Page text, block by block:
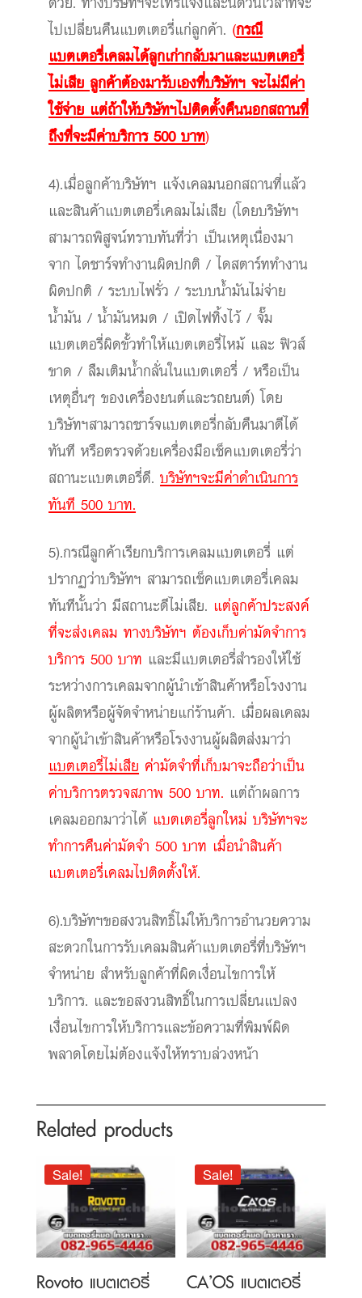
ไปเปลี่ยนคืนแบตเตอรี่แก่ลูกค้า. (กรณี
แบตเตอรี่เคลมได้ลูกเก่ากลับมาและแบตเตอรี่
ไม่เสีย ลูกค้าต้องมารับเองที่บริษัทฯ จะไม่มีค่า
ใช้จ่าย แต่ถ้าให้บริษัทฯไปติดตั้งคืนนอกสถานที่
ถึงที่จะมีค่าบริการ 500 บาท)
4).เมื่อลูกค้าบริษัทฯ แจ้งเคลมนอกสถานที่แล้ว
และสินค้าแบตเตอรี่เคลมไม่เสีย (โดยบริษัทฯ
สามารถพิสูจน์ทราบทันที่ว่า เป็นเหตุเนื่องมา
จาก ไดชาร์จทำงานผิดปกติ / ไดสตาร์ททำงาน
ผิดปกติ / ระบบไฟรั่ว / ระบบน้ำมันไม่จ่าย
น้ำมัน / น้ำมันหมด / เปิดไฟทิ้งไว้ / จั๊ม
แบตเตอรี่ผิดขั้วทำให้แบตเตอรี่ไหม้ และ ฟิวส์
ขาด / ลืมเติมน้ำกลั่นในแบตเตอรี่ / หรือเป็น
เหตุอื่นๆ ของเครื่องยนต์และรถยนต์) โดย
บริษัทฯสามารถชาร์จแบตเตอรี่กลับคืนมาดีได้
ทันที หรือตรวจด้วยเครื่องมือเช็คแบตเตอรี่ว่า
สถานะแบตเตอรี่ดี.บริษัทฯจะมีค่าดำเนินการ
ทันที 500 บาท.
5).กรณีลูกค้าเรียกบริการเคลมแบตเตอรี่ แต่
ปรากฏว่าบริษัทฯ สามารถเช็คแบตเตอรี่เคลม
ทันทีนั้นว่า มีสถานะดีไม่เสีย. แต่ลูกค้าประสงค์
ที่จะส่งเคลม ทางบริษัทฯ ต้องเก็บค่ามัดจำการ
บริการ 500 บาท และมีแบตเตอรี่สำรองให้ใช้
ระหว่างการเคลมจากผู้นำเข้าสินค้าหรือโรงงาน
ผู้ผลิตหรือผู้จัดจำหน่ายแก่ร้านค้า. เมื่อผลเคลม
จากผู้นำเข้าสินค้าหรือโรงงานผู้ผลิตส่งมาว่า
แบตเตอรี่ไม่เสีย ค่ามัดจำที่เก็บมาจะถือว่าเป็น
ค่าบริการตรวจสภาพ 500 บาท. แต่ถ้าผลการ
เคลมออกมาว่าได้ แบตเตอรี่ลูกใหม่ บริษัทฯจะ
ทำการคืนค่ามัดจำ 500 บาท เมื่อนำสินค้า
แบตเตอรี่เคลมไปติดตั้งให้.
6).บริษัทฯขอสงวนสิทธิ์ไม่ให้บริการอำนวยความ
สะดวกในการรับเคลมสินค้าแบตเตอรี่ที่บริษัทฯ
จำหน่าย สำหรับลูกค้าที่ผิดเงื่อนไขการให้
บริการ. และขอสงวนสิทธิ์ในการเปลี่ยนแปลง
เงื่อนไขการให้บริการและข้อความที่พิมพ์ผิด
พลาดโดยไม่ต้องแจ้งให้ทราบล่วงหน้า
Related products
Sale!
Rovoto แบตเตอรี่
Sale!
CA’OS แบตเตอรี่